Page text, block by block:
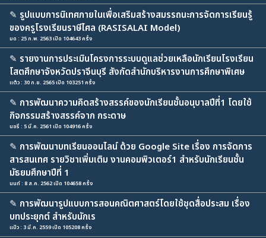
✎ รูปแบบการนิเทศภายในเพื่อเสริมสร้างสมรรถนะการจัดการเรียนรู้
ของครูโรงเรียนราษีไศล (RASISALAI Model)
มด : 25 ก.พ. 2563 เปิด 104643 ครั้ง
✎ รายงานการประเมินโครงการระบบดูแลช่วยเหลือนักเรียนโรงเรียน
โสตศึกษาจังหวัดปราจีนบุรี สังกัดสำนักบริหารงานการศึกษาพิเศษ
แต้ว : 30 ก.ย. 2565 เปิด 103251 ครั้ง
✎ การพัฒนาความคิดสร้างสรรค์ของนักเรียนชั้นอนุบาลปีที่1 โดยใช้
กิจกรรมสร้างสรรค์จาก กระดาษ
นอรี : 5 มี.ค. 2561 เปิด 104916 ครั้ง
✎ การพัฒนาบทเรียนออนไลน์ ด้วย Google Site เรื่อง การจัดการ
สารสนเทศ รายวิชาเพิ่มเติม งานคอมพิวเตอร์1 สำหรับนักเรียนชั้น
มัธยมศึกษาปีที่ 1
นนท์ : 8 ส.ค. 2562 เปิด 104658 ครั้ง
✎ การพัฒนารูปแบบการสอนคณิตศาสตร์โดยใช้ชุดสื่อประสม เรื่อง
บทประยุกต์ สำหรับนักเร
แป๋ว : 3 มี.ค. 2559 เปิด 105208 ครั้ง